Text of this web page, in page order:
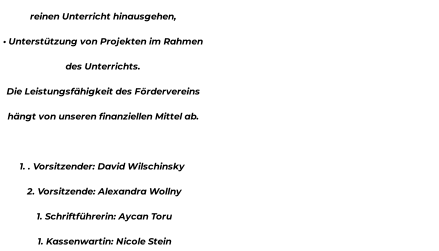
reinen Unterricht hinausgehen,
• Unterstützung von Projekten im Rahmen
des Unterrichts.
Die Leistungsfähigkeit des Fördervereins
hängt von unseren finanziellen Mittel ab.
1. . Vorsitzender: David Wilschinsky
2. Vorsitzende: Alexandra Wollny
1. Schriftführerin: Aycan Toru
1. Kassenwartin: Nicole Stein